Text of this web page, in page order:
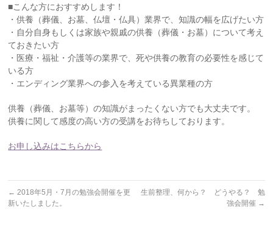
■こんな方におすすめします！
・供養（葬儀、お墓、仏壇・仏具）業界で、知識の幅を広げたい方
・自分自身もしくは家族や親戚の供養（葬儀・お墓）について考え
ておきたい方
・医療・福祉・介護等の業界で、死や供養の教育の必要性を感じて
いる方
・エンディング業界への参入を考えている異業種の方
供養（葬儀、お墓等）の知識がまったくない方でも大丈夫です。
供養に関して感度の高い方の受講をお待ちしております。
お申し込みはこちらから
← 2018年5月・7月の勉強会開催を更
新いたしました。
生前整理、何から？ どうやる？ 勉
強会開催 →